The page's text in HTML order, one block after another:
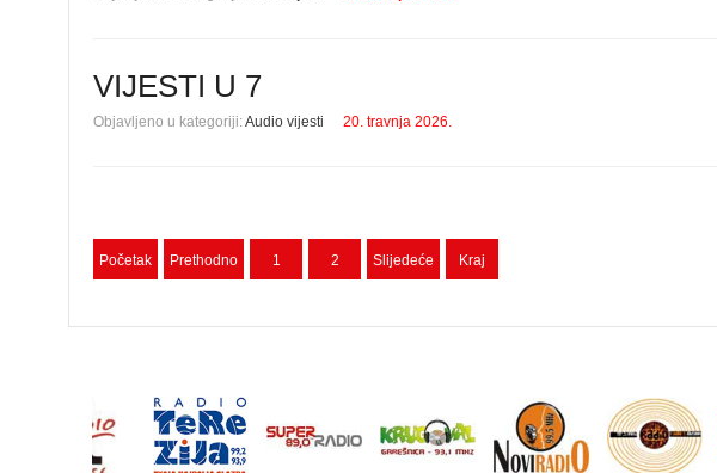
VIJESTI U 7
Objavljeno u kategoriji:Audio vijesti 20. travnja 2026.
Početak Prethodno 1 2 Slijedeće Kraj